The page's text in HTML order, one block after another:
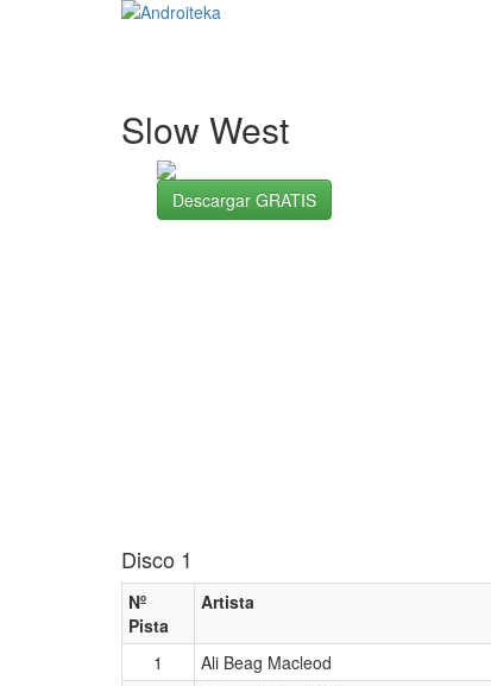
Slow West
Descargar GRATIS
Disco 1
Nº
Pista
Artista
1 Ali Beag Macleod